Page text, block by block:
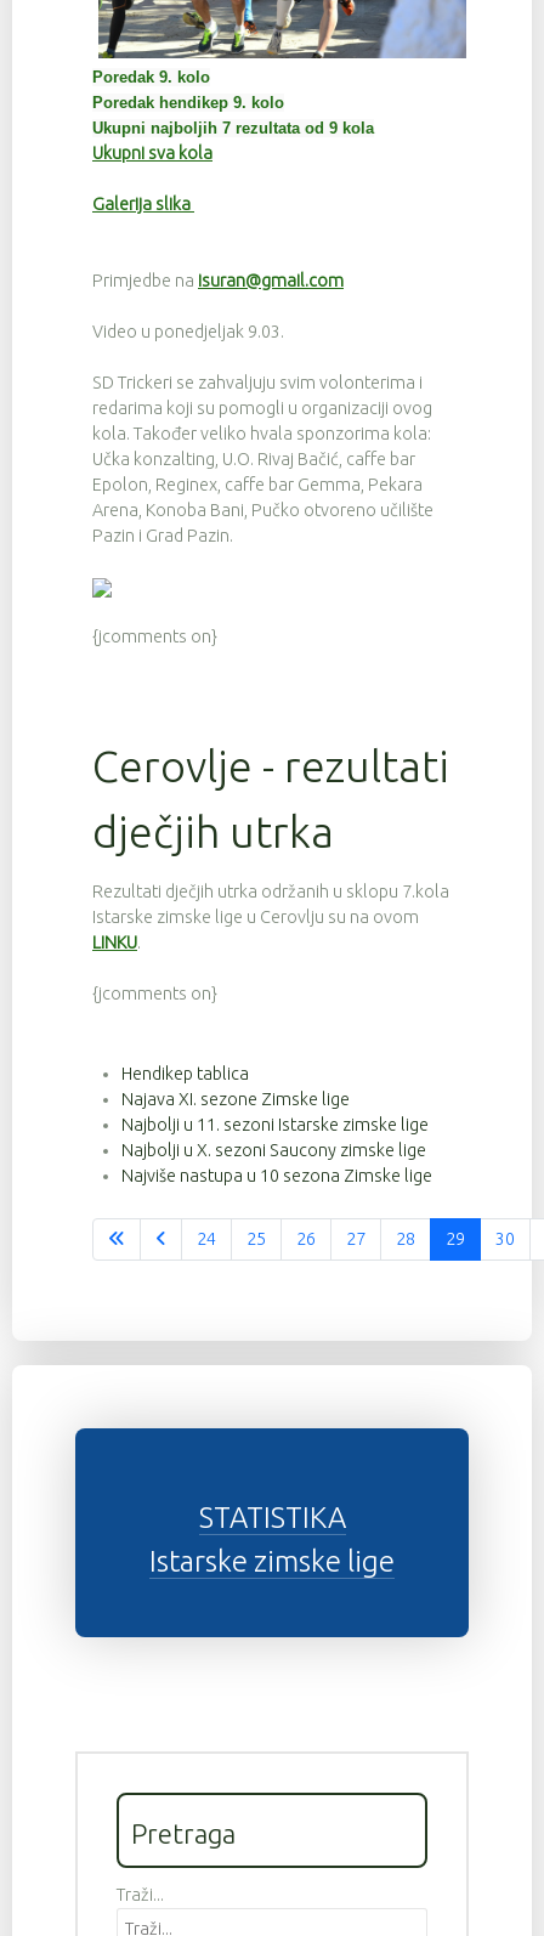
Poredak 9. kolo
Poredak hendikep 9. kolo
Ukupni najboljih 7 rezultata od 9 kola
Ukupni sva kola
Galerija slika
Primjedbe na isuran@gmail.com
Video u ponedjeljak 9.03.
SD Trickeri se zahvaljuju svim volonterima i
redarima koji su pomogli u organizaciji ovog
kola. Također veliko hvala sponzorima kola:
Učka konzalting, U.O. Rivaj Bačić, caffe bar
Epolon, Reginex, caffe bar Gemma, Pekara
Arena, Konoba Bani, Pučko otvoreno učilište
Pazin i Grad Pazin.
{jcomments on}
Cerovlje - rezultati
dječjih utrka
Rezultati dječjih utrka održanih u sklopu 7.kola
Istarske zimske lige u Cerovlju su na ovom
LINKU.
{jcomments on}
Hendikep tablica
Najava XI. sezone Zimske lige
Najbolji u 11. sezoni Istarske zimske lige
Najbolji u X. sezoni Saucony zimske lige
Najviše nastupa u 10 sezona Zimske lige
Stranica 29 od 37
24 25 26 27 28 29 30
STATISTIKA
Istarske zimske lige
Pretraga
Traži...